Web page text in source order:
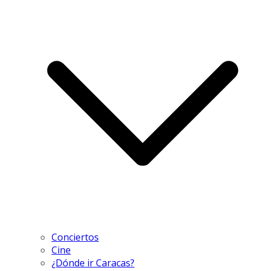
Conciertos
Cine
¿Dónde ir Caracas?